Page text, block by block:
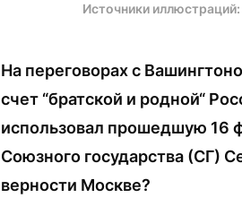
Источники
На переговорах с
счет “братской и родной“
использовал прошедшую 16
Союзного государства (СГ)
верности Москве?